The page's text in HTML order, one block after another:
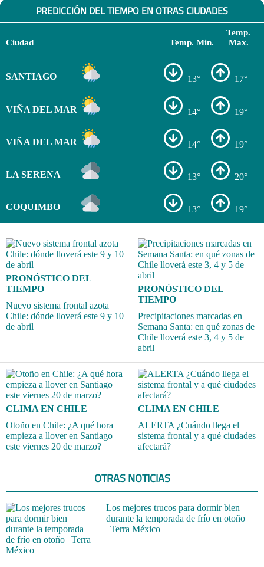
PREDICCIÓN DEL TIEMPO EN OTRAS CIUDADES
Ciudad Temp. Min.
Temp.
Max.
SANTIAGO 13° 17°
VIÑA DEL MAR 14° 19°
VIÑA DEL MAR 14° 19°
LA SERENA 13° 20°
COQUIMBO 13° 19°
PRONÓSTICO DEL
TIEMPO
Nuevo sistema frontal azota
Chile: dónde lloverá este 9 y 10
de abril
PRONÓSTICO DEL
TIEMPO
Precipitaciones marcadas en
Semana Santa: en qué zonas de
Chile lloverá este 3, 4 y 5 de
abril
CLIMA EN CHILE
Otoño en Chile: ¿A qué hora
empieza a llover en Santiago
este viernes 20 de marzo?
CLIMA EN CHILE
ALERTA ¿Cuándo llega el
sistema frontal y a qué ciudades
afectará?
OTRAS NOTICIAS
Los mejores trucos para dormir bien
durante la temporada de frío en otoño
| Terra México